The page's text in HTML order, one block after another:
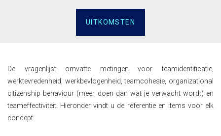
UITKOMSTEN
De vragenlijst omvatte metingen voor teamidentificatie,
werktevredenheid, werkbevlogenheid, teamcohesie, organizational
citizenship behaviour (meer doen dan wat je verwacht wordt) en
teameffectiviteit. Hieronder vindt u de referentie en items voor elk
concept.